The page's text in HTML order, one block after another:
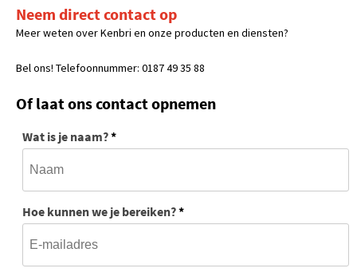
Neem direct contact op
Meer weten over Kenbri en onze producten en diensten?
Bel ons! Telefoonnummer: 0187 49 35 88
Of laat ons contact opnemen
Wat is je naam?*
Hoe kunnen we je bereiken?*